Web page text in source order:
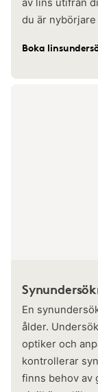
av lins utifrån
du är
Boka
En
ålder.
optiker och
kontrollerar
finns behov av